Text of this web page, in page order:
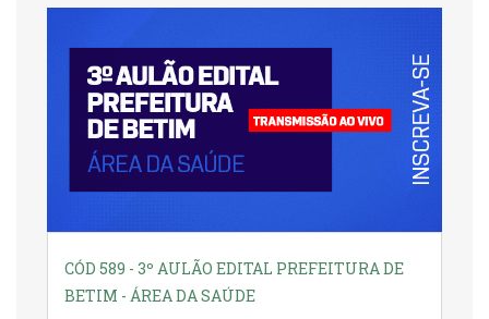
CÓD 589 - 3º AULÃO EDITAL PREFEITURA DE
BETIM - ÁREA DA SAÚDE